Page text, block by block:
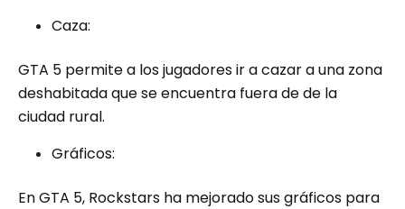
Caza:
GTA 5 permite a los jugadores ir a cazar a una zona
deshabitada que se encuentra fuera de de la
ciudad rural.
Gráficos:
En GTA 5, Rockstars ha mejorado sus gráficos para